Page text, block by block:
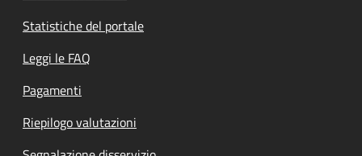
Statistiche del portale
Leggi le FAQ
Pagamenti
Riepilogo valutazioni